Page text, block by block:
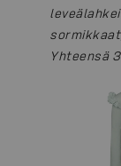
Yhteensä